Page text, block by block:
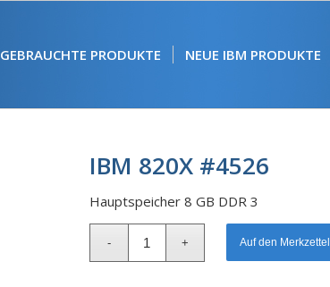
GEBRAUCHTE PRODUKTE NEUE IBM PRODUKTE
IBM 820X #4526
Hauptspeicher 8 GB DDR 3
Auf den Merkzettel